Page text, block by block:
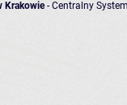
Krakowie- Centralny